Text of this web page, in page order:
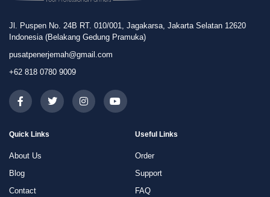
Jl. Puspen No. 24B RT. 010/001, Jagakarsa, Jakarta Selatan 12620
Indonesia (Belakang Gedung Pramuka)
pusatpenerjemah@gmail.com
+62 818 0780 9009
Quick Links
About Us
Blog
Contact
Useful Links
Order
Support
FAQ